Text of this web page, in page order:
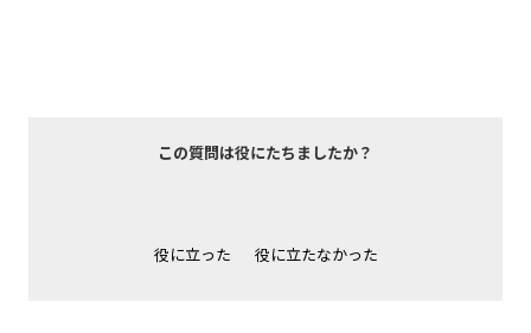
この質問は役にたちましたか？
役に立った 役に立たなかった